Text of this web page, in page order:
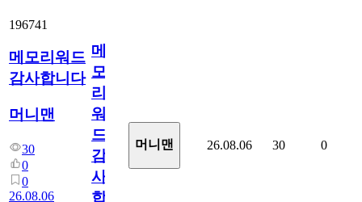
196741
메모리워드
감사합니다
머니맨
30
0
0
26.08.06
메
모
리
워
드
감
사
합
머니맨 26.08.06 30 0